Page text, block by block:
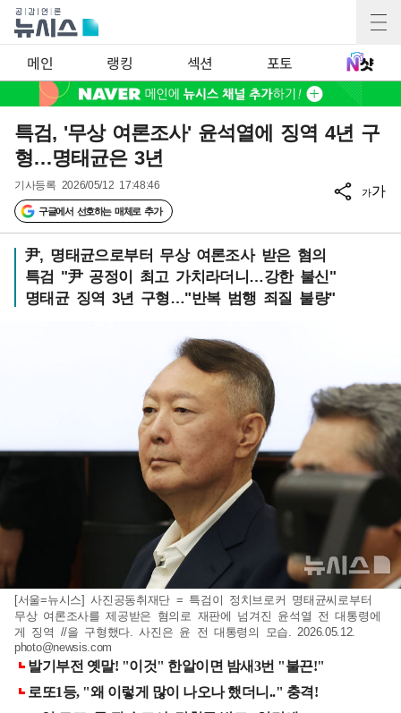
메인 랭킹 섹션 포토
특검, '무상 여론조사' 윤석열에 징역 4년 구
형…명태균은 3년
기사등록 2026/05/12 17:48:46
구글에서 선호하는 매체로 추가
가가
尹, 명태균으로부터 무상 여론조사 받은 혐의
특검 "尹 공정이 최고 가치라더니…강한 불신"
명태균 징역 3년 구형…"반복 범행 죄질 불량"
[서울=뉴시스] 사진공동취재단 = 특검이 정치브로커 명태균씨로부터
무상 여론조사를 제공받은 혐의로 재판에 넘겨진 윤석열 전 대통령에
게 징역 //을 구형했다. 사진은 윤 전 대통령의 모습. 2026.05.12.
photo@newsis.com